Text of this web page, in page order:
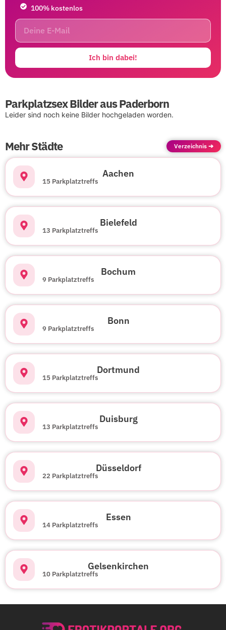
100% kostenlos
Ich bin dabei!
Parkplatzsex Bilder aus Paderborn
Leider sind noch keine Bilder hochgeladen worden.
Mehr Städte Verzeichnis ➔
Aachen
15 Parkplatztreffs
Bielefeld
13 Parkplatztreffs
Bochum
9 Parkplatztreffs
Bonn
9 Parkplatztreffs
Dortmund
15 Parkplatztreffs
Duisburg
13 Parkplatztreffs
Düsseldorf
22 Parkplatztreffs
Essen
14 Parkplatztreffs
Gelsenkirchen
10 Parkplatztreffs